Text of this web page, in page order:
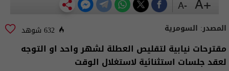
المصدر: السومرية 632 شوهد
مقترحات نيابية لتقليص العطلة لشهر واحد او التوجه
لعقد جلسات استثنائية لاستغلال الوقت
+A
-A